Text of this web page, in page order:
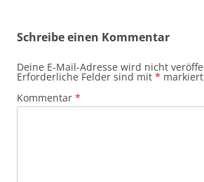
Schreibe einen Kommentar
Deine E-Mail-Adresse wird nicht
Erforderliche Felder sind mit * markiert
Kommentar *